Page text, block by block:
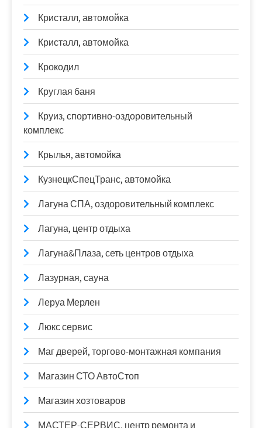
Кристалл, автомойка
Кристалл, автомойка
Крокодил
Круглая баня
Круиз, спортивно-оздоровительный
комплекс
Крылья, автомойка
КузнецкСпецТранс, автомойка
Лагуна СПА, оздоровительный комплекс
Лагуна, центр отдыха
Лагуна&Плаза, сеть центров отдыха
Лазурная, сауна
Леруа Мерлен
Люкс сервис
Маг дверей, торгово-монтажная компания
Магазин СТО АвтоСтоп
Магазин хозтоваров
МАСТЕР-СЕРВИС, центр ремонта и